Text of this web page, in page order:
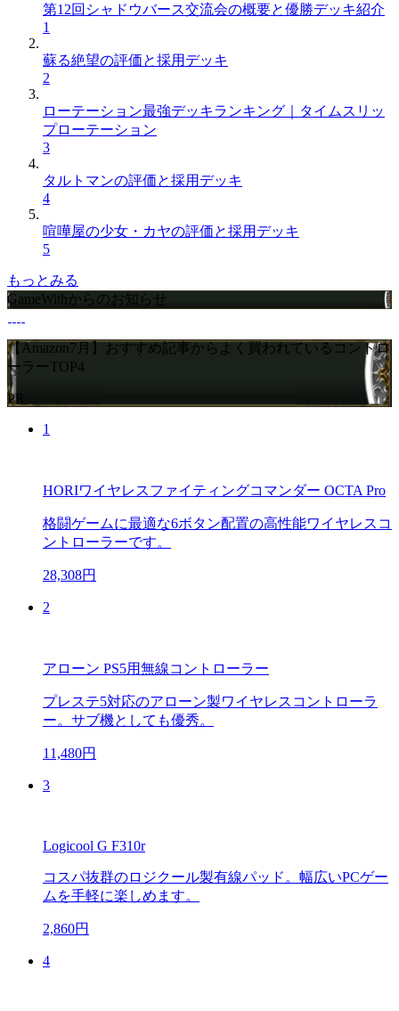
第12回シャドウバース交流会の概要と優勝デッキ紹介
1
蘇る絶望の評価と採用デッキ
2
ローテーション最強デッキランキング｜タイムスリッ
プローテーション
3
タルトマンの評価と採用デッキ
4
喧嘩屋の少女・カヤの評価と採用デッキ
5
もっとみる
GameWithからのお知らせ
【Amazon7月】おすすめ記事からよく買われているコントロ
ーラーTOP4
PR
1
HORIワイヤレスファイティングコマンダー OCTA Pro
格闘ゲームに最適な6ボタン配置の高性能ワイヤレスコ
ントローラーです。
28,308円
2
アローン PS5用無線コントローラー
プレステ5対応のアローン製ワイヤレスコントローラ
ー。サブ機としても優秀。
11,480円
3
Logicool G F310r
コスパ抜群のロジクール製有線パッド。幅広いPCゲー
ムを手軽に楽しめます。
2,860円
4